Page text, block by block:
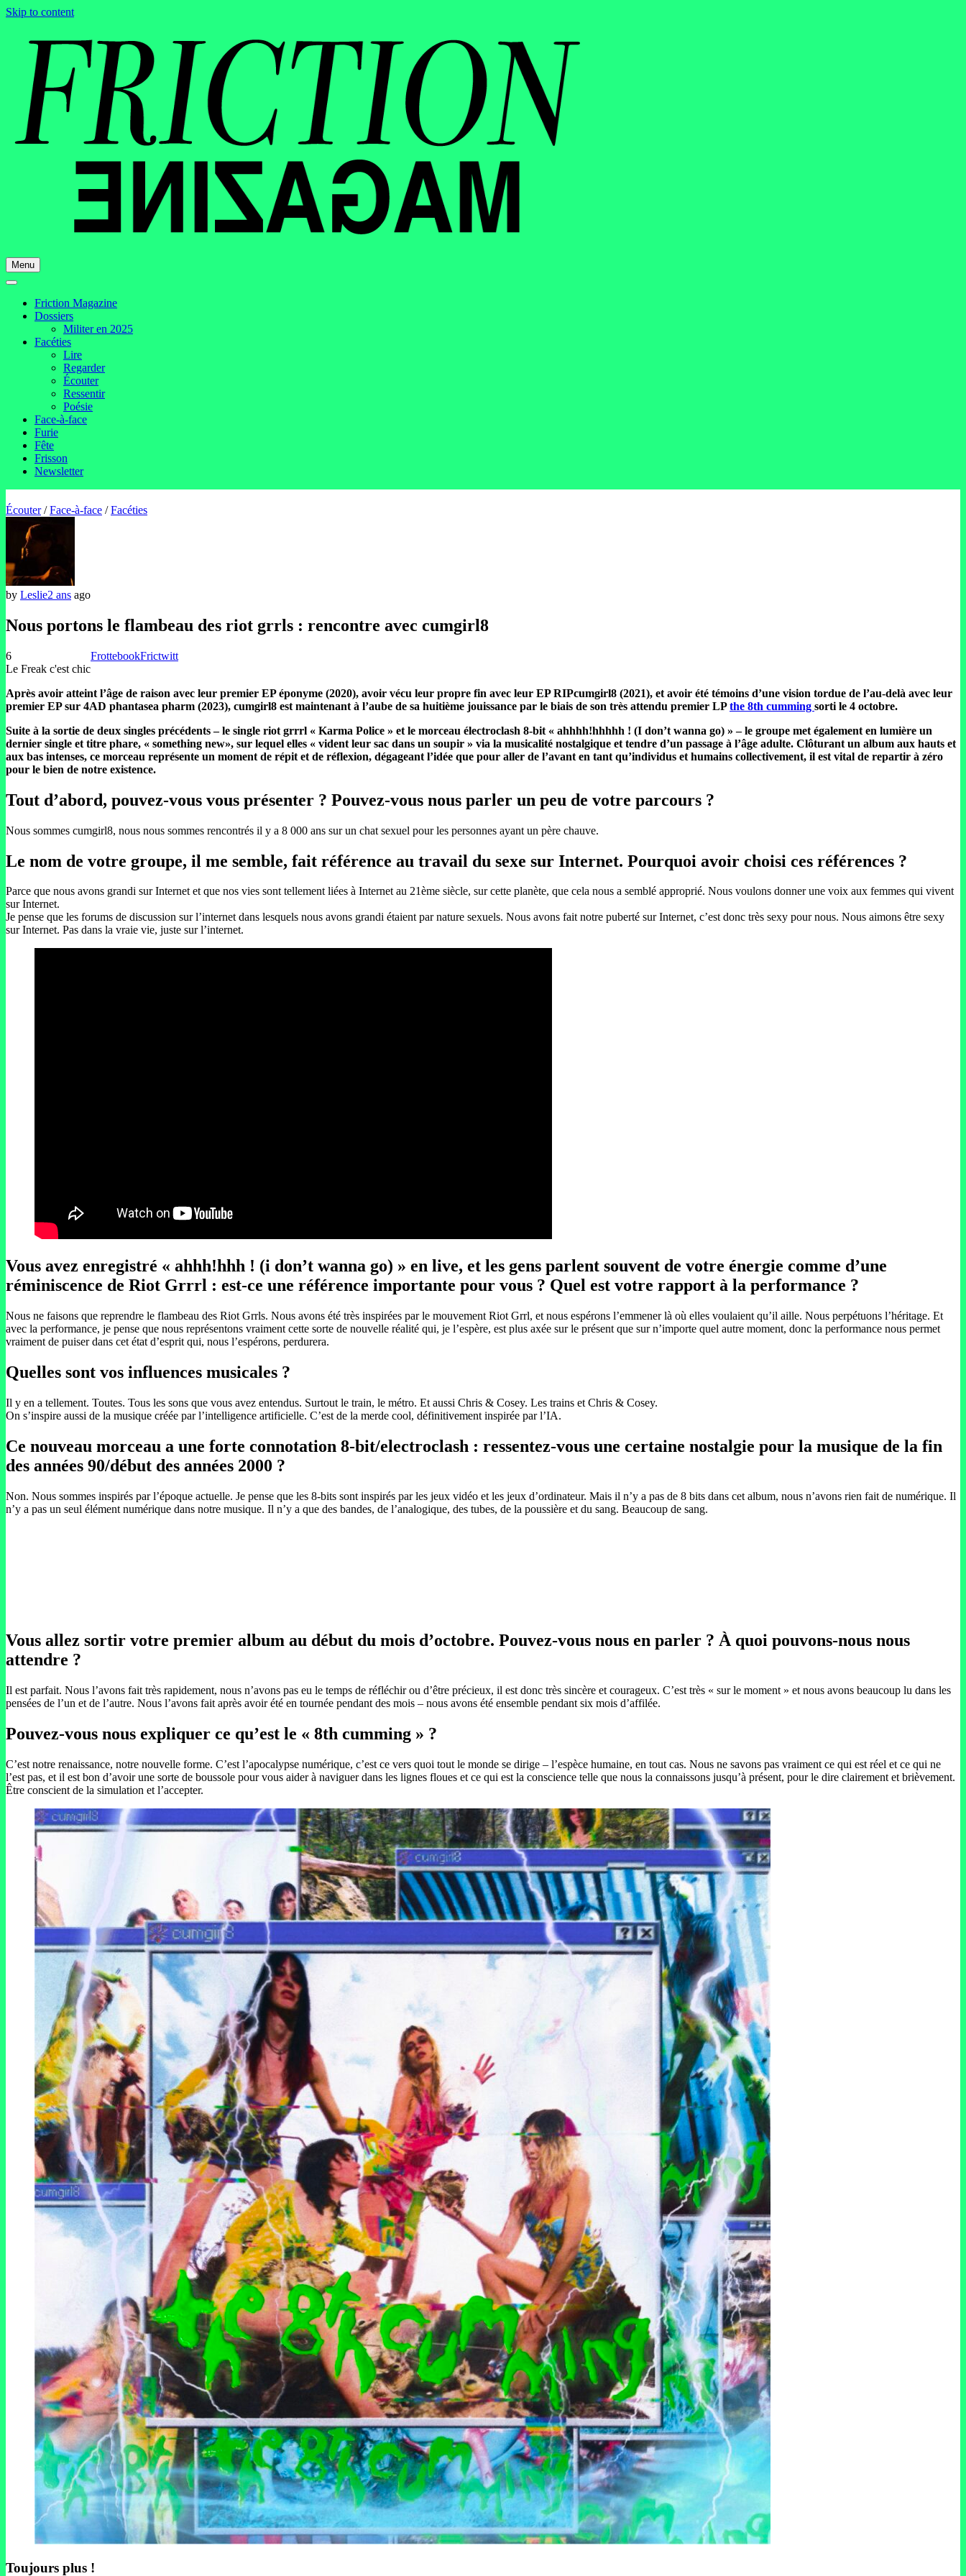
Skip to content
Menu
Friction Magazine
Dossiers
Militer en 2025
Facéties
Lire
Regarder
Écouter
Ressentir
Poésie
Face-à-face
Furie
Fête
Frisson
Newsletter
Écouter/Face-à-face /Facéties
by Leslie2 ans ago
Nous portons le flambeau des riot grrls : rencontre avec cumgirl8
6
Le Freak c'est chic
FrottebookFrictwitt
Après avoir atteint l’âge de raison avec leur premier EP éponyme (2020), avoir vécu leur propre fin avec leur EP RIPcumgirl8 (2021), et avoir été témoins d’une vision tordue de l’au-delà avec leur
premier EP sur 4AD phantasea pharm (2023), cumgirl8 est maintenant à l’aube de sa huitième jouissance par le biais de son très attendu premier LPthe 8th cumming sorti le 4 octobre.
Suite à la sortie de deux singles précédents – le single riot grrrl « Karma Police » et le morceau électroclash 8-bit « ahhhh!hhhhh ! (I don’t wanna go) » – le groupe met également en lumière un
dernier single et titre phare, « something new», sur lequel elles « vident leur sac dans un soupir » via la musicalité nostalgique et tendre d’un passage à l’âge adulte. Clôturant un album aux hauts et
aux bas intenses, ce morceau représente un moment de répit et de réflexion, dégageant l’idée que pour aller de l’avant en tant qu’individus et humains collectivement, il est vital de repartir à zéro
pour le bien de notre existence.
Tout d’abord, pouvez-vous vous présenter ? Pouvez-vous nous parler un peu de votre parcours ?
Nous sommes cumgirl8, nous nous sommes rencontrés il y a 8 000 ans sur un chat sexuel pour les personnes ayant un père chauve.
Le nom de votre groupe, il me semble, fait référence au travail du sexe sur Internet. Pourquoi avoir choisi ces références ?
Parce que nous avons grandi sur Internet et que nos vies sont tellement liées à Internet au 21ème siècle, sur cette planète, que cela nous a semblé approprié. Nous voulons donner une voix aux femmes qui vivent
sur Internet.
Je pense que les forums de discussion sur l’internet dans lesquels nous avons grandi étaient par nature sexuels. Nous avons fait notre puberté sur Internet, c’est donc très sexy pour nous. Nous aimons être sexy
sur Internet. Pas dans la vraie vie, juste sur l’internet.
Vous avez enregistré « ahhh!hhh ! (i don’t wanna go) » en live, et les gens parlent souvent de votre énergie comme d’une
réminiscence de Riot Grrrl : est-ce une référence importante pour vous ? Quel est votre rapport à la performance ?
Nous ne faisons que reprendre le flambeau des Riot Grrls. Nous avons été très inspirées par le mouvement Riot Grrl, et nous espérons l’emmener là où elles voulaient qu’il aille. Nous perpétuons l’héritage. Et
avec la performance, je pense que nous représentons vraiment cette sorte de nouvelle réalité qui, je l’espère, est plus axée sur le présent que sur n’importe quel autre moment, donc la performance nous permet
vraiment de puiser dans cet état d’esprit qui, nous l’espérons, perdurera.
Quelles sont vos influences musicales ?
Il y en a tellement. Toutes. Tous les sons que vous avez entendus. Surtout le train, le métro. Et aussi Chris & Cosey. Les trains et Chris & Cosey.
On s’inspire aussi de la musique créée par l’intelligence artificielle. C’est de la merde cool, définitivement inspirée par l’IA.
Ce nouveau morceau a une forte connotation 8-bit/electroclash : ressentez-vous une certaine nostalgie pour la musique de la fin
des années 90/début des années 2000 ?
Non. Nous sommes inspirés par l’époque actuelle. Je pense que les 8-bits sont inspirés par les jeux vidéo et les jeux d’ordinateur. Mais il n’y a pas de 8 bits dans cet album, nous n’avons rien fait de numérique. Il
n’y a pas un seul élément numérique dans notre musique. Il n’y a que des bandes, de l’analogique, des tubes, de la poussière et du sang. Beaucoup de sang.
Vous allez sortir votre premier album au début du mois d’octobre. Pouvez-vous nous en parler ? À quoi pouvons-nous nous
attendre ?
Il est parfait. Nous l’avons fait très rapidement, nous n’avons pas eu le temps de réfléchir ou d’être précieux, il est donc très sincère et courageux. C’est très « sur le moment » et nous avons beaucoup lu dans les
pensées de l’un et de l’autre. Nous l’avons fait après avoir été en tournée pendant des mois – nous avons été ensemble pendant six mois d’affilée.
Pouvez-vous nous expliquer ce qu’est le « 8th cumming » ?
C’est notre renaissance, notre nouvelle forme. C’est l’apocalypse numérique, c’est ce vers quoi tout le monde se dirige – l’espèce humaine, en tout cas. Nous ne savons pas vraiment ce qui est réel et ce qui ne
l’est pas, et il est bon d’avoir une sorte de boussole pour vous aider à naviguer dans les lignes floues et ce qui est la conscience telle que nous la connaissons jusqu’à présent, pour le dire clairement et brièvement.
Être conscient de la simulation et l’accepter.
Toujours plus !